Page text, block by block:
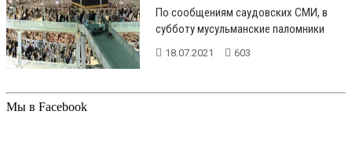
По сообщениям саудовских СМИ, в
субботу мусульманские паломники
начали прибывать в священный город
18.07.2021 603
Мы в Facebook